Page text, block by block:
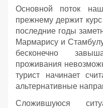
Основной поток
прежнему держит
последние годы
Мармарису и
бесконечно
проживания
турист начинает
альтернативные
Сложившуюся